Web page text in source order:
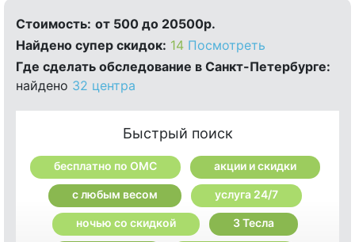
Стоимость: от 500 до 20500р.
Найдено cупер скидок: 14 Посмотреть
Где сделать обследование в Санкт-Петербурге:
найдено 32 центра
Быстрый поиск
бесплатно по ОМС акции и скидки
с любым весом услуга 24/7
ночью со скидкой 3 Тесла